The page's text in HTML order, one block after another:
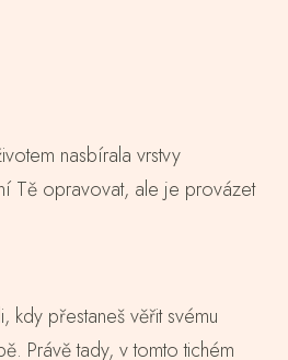
nasbírala vrstvy
Tě opravovat, ale je provázet
přestaneš věřit svému
Právě tady, v tomto tichém